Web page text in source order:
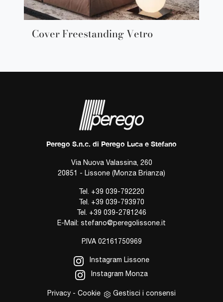
Cover Freestanding Vetro
Perego S.n.c. di Perego Luca e Stefano
Via Nuova Valassina, 260
20851 - Lissone (Monza Brianza)
Tel. +39 039-792220
Tel. +39 039-793970
Tel. +39 039-2781246
E-Mail: stefano@peregolissone.it
P.IVA 02161750969
Instagram Lissone
Instagram Monza
Privacy - Cookie Gestisci i consensi